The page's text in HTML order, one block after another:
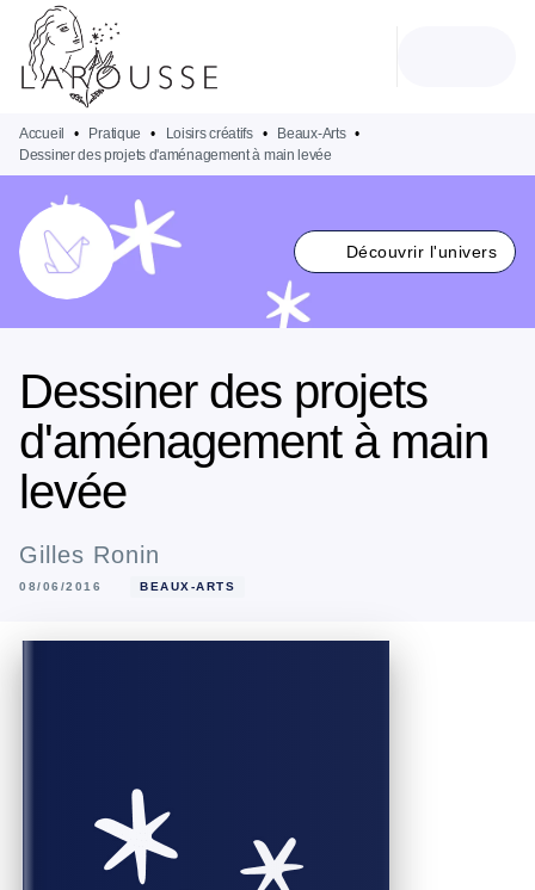
MENU
PIED DE PAGE
Accueil • Pratique • Loisirs créatifs • Beaux-Arts •
Dessiner des projets d'aménagement à main levée
Découvrir l'univers
Dessiner des projets
d'aménagement à main
levée
Gilles Ronin
08/06/2016 BEAUX-ARTS